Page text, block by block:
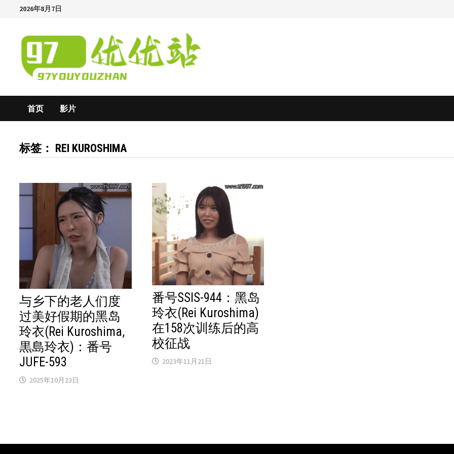
content
2026年8月7日
首页 影片
标签： REI KUROSHIMA
与乡下的老人们度
过美好假期的黑岛
玲衣(Rei Kuroshima,
黒島玲衣)：番号
JUFE-593
2025年10月23日
番号SSIS-944：黑岛
玲衣(Rei Kuroshima)
在158次训练后的高
校征战
2023年11月21日